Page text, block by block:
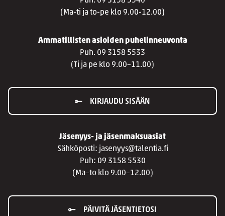
(Ma-ti ja to-pe klo 9.00-12.00)
Ammatillisten asioiden puhelinneuvonta
Puh. 09 3158 5533
(Ti ja pe klo 9.00–11.00)
KIRJAUDU SISÄÄN
Jäsenyys- ja jäsenmaksuasiat
Sähköposti: jasenyys@talentia.fi
Puh: 09 3158 5530
(Ma–to klo 9.00–12.00)
PÄIVITÄ JÄSENTIETOSI